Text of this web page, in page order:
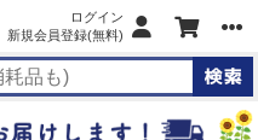
ログイン
新規会員登録(無料)